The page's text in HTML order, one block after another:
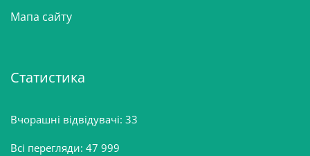
Мапа сайту
Статистика
Вчорашні відвідувачі: 33
Всі перегляди: 47 999